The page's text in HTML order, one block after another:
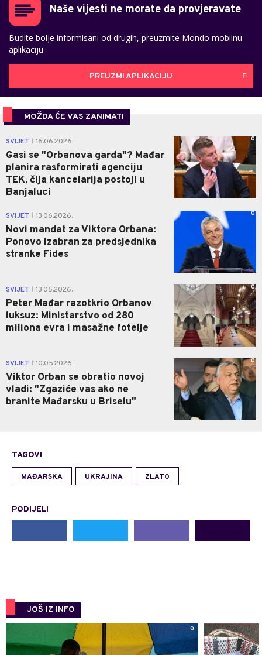
Naše vijesti ne morate da provjeravate
Budite bolje informisani od drugih, preuzmite Mondo mobilnu
aplikaciju
PREUZMI APLIKACIJU
MOŽDA ĆE VAS ZANIMATI
SVIJET 16.06.2026.
Gasi se "Orbanova garda"? Mađar
planira rasformirati agenciju
TEK, čija kancelarija postoji u
Banjaluci
0
SVIJET 13.06.2026.
Novi mandat za Viktora Orbana:
Ponovo izabran za predsjednika
stranke Fides
0
SVIJET 13.05.2026.
Peter Mađar razotkrio Orbanov
luksuz: Ministarstvo od 280
miliona evra i masažne fotelje
0
SVIJET 10.05.2026.
Viktor Orban se obratio novoj
vladi: "Zgaziće vas ako ne
branite Mađarsku u Briselu"
0
TAGOVI
MAĐARSKA UKRAJINA ZLATO
PODIJELI
JOŠ IZ INFO
0